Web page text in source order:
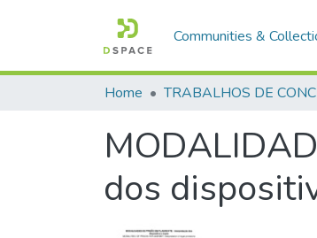
Communities &
Home
dos